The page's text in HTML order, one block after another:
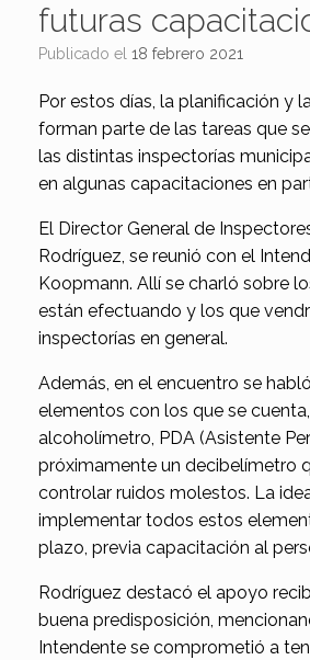
futuras
Publicado el 18 febrero 2021
Por estos días, la planificación y
forman parte de las tareas que
las distintas inspectorías
en algunas capacitaciones en
El Director General de
Rodríguez, se reunió con el
Koopmann. Allí se charló sobre
están efectuando y los que
inspectorías en general.
Además, en el encuentro se
elementos con los que se
alcoholímetro, PDA (Asistente
próximamente un decibelímetro
controlar ruidos molestos. La
implementar todos estos
plazo, previa capacitación al
Rodríguez destacó el apoyo
buena predisposición,
Intendente se comprometió a